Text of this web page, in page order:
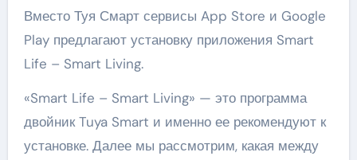
Вместо Туя Смарт сервисы App Store и Google
Play предлагают установку приложения Smart
Life – Smart Living.
«Smart Life – Smart Living» — это программа
двойник Tuya Smart и именно ее рекомендуют к
установке. Далее мы рассмотрим, какая между